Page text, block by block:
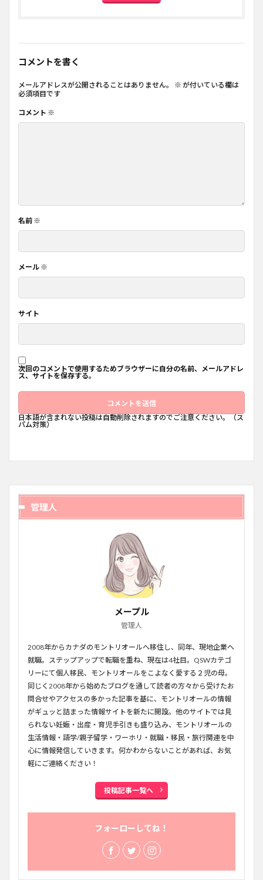
コメントを書く
メールアドレスが公開されることはありません。 ※ が付いている欄は
必須項目です
コメント ※
名前 ※
メール ※
サイト
次回のコメントで使用するためブラウザーに自分の名前、メールアドレ
ス、サイトを保存する。
日本語が含まれない投稿は自動削除されますのでご注意ください。（ス
パム対策）
管理人
メープル
管理人
2008年からカナダのモントリオールへ移住し、同年、現地企業へ
就職。ステップアップで転職を重ね、現在は4社目。QSWカテゴ
リーにて個人移民、モントリオールをこよなく愛する２児の母。
同じく2008年から始めたブログを通して読者の方々から受けたお
問合せやアクセスの多かった記事を基に、モントリオールの情報
がギュッと詰まった情報サイトを新たに開設。他のサイトでは見
られない妊娠・出産・育児手引きも盛り込み、モントリオールの
生活情報・語学/親子留学・ワーホリ・就職・移民・旅行関連を中
心に情報発信していきます。何かわからないことがあれば、お気
軽にご連絡ください！
投稿記事一覧へ
フォーローしてね！